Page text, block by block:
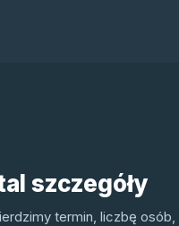
szczegóły
termin, liczbę osób,